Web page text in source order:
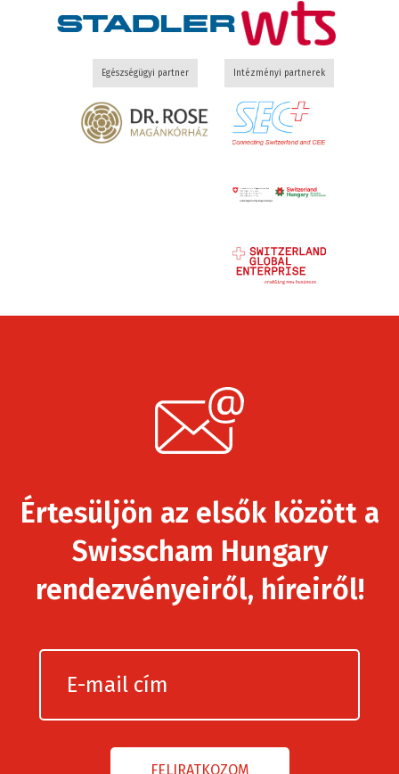
Egészségügyi partner Intézményi partnerek
Értesüljön az elsők között a
Swisscham Hungary
rendezvényeiről, híreiről!